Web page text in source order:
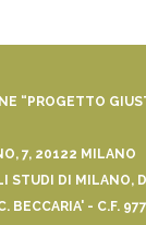
“PROGETTO
7, 20122 MILANO
STUDI DI MILANO,
BECCARIA' - C.F.